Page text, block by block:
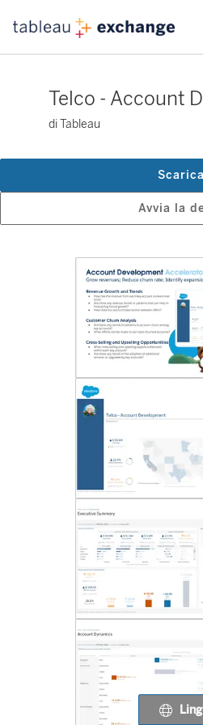
Telco - Account
di Tableau
Avvia la
Scarica